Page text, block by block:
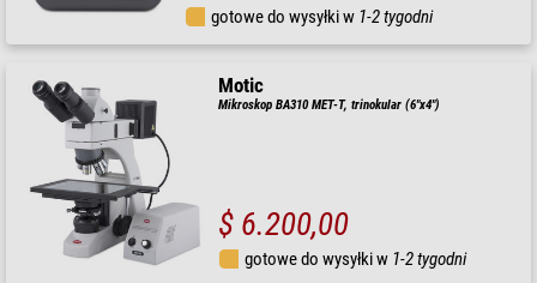
gotowe do wysyłki w 1-2 tygodni
Motic
Mikroskop BA310 MET-T, trinokular (6"x4")
$ 6.200,00
gotowe do wysyłki w 1-2 tygodni